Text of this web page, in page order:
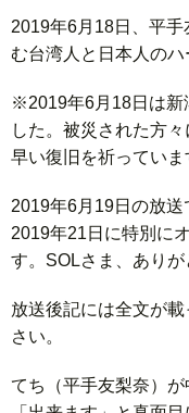
2019年6月18日、平
む台湾人と日本人のハ
※2019年6月18日は新
した。被災された方
早い復旧を祈っていま
2019年6月19日の放
2019年21日に特別に
す。SOLさま、ありが
放送後記には全文が
さい。
てち（平手友梨奈）